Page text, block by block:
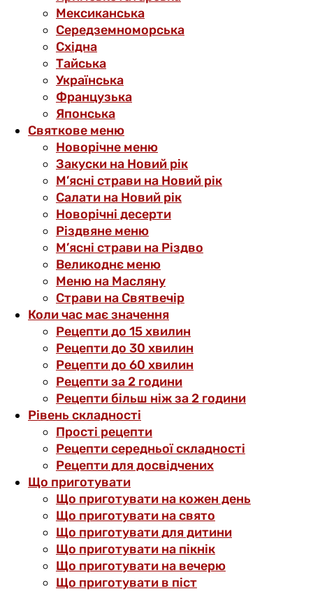
Мексиканська
Середземноморська
Східна
Тайська
Українська
Французька
Японська
Святкове меню
Новорічне меню
Закуски на Новий рік
М’ясні страви на Новий рік
Салати на Новий рік
Новорічні десерти
Різдвяне меню
М’ясні страви на Різдво
Великоднє меню
Меню на Масляну
Страви на Святвечір
Коли час має значення
Рецепти до 15 хвилин
Рецепти до 30 хвилин
Рецепти до 60 хвилин
Рецепти за 2 години
Рецепти більш ніж за 2 години
Рівень складності
Прості рецепти
Рецепти середньої складності
Рецепти для досвідчених
Що приготувати
Що приготувати на кожен день
Що приготувати на свято
Що приготувати для дитини
Що приготувати на пікнік
Що приготувати на вечерю
Що приготувати в піст